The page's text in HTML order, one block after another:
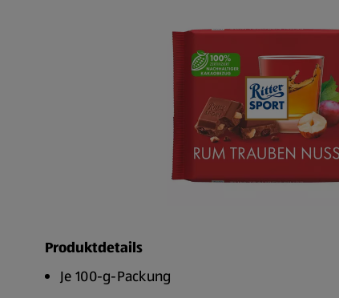
Produktdetails
Je 100-g-Packung